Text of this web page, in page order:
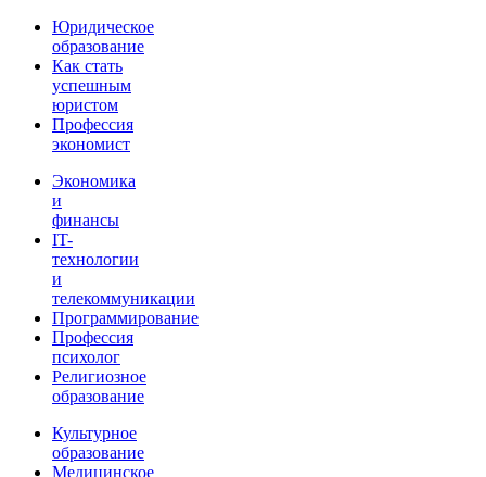
Юридическое
образование
Как стать
успешным
юристом
Профессия
экономист
Экономика
и
финансы
IT-
технологии
и
телекоммуникации
Программирование
Профессия
психолог
Религиозное
образование
Культурное
образование
Медицинское